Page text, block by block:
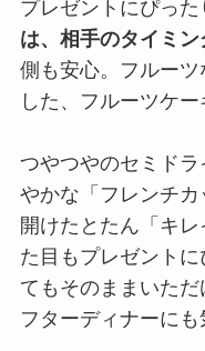
プレゼントにぴった
は、相手のタイミ
側も安心。フルー
した、フルーツケー
つやつやのセミド
やかな「フレンチ
開けたとたん「キ
た目もプレゼント
てもそのままいた
フターディナーにも